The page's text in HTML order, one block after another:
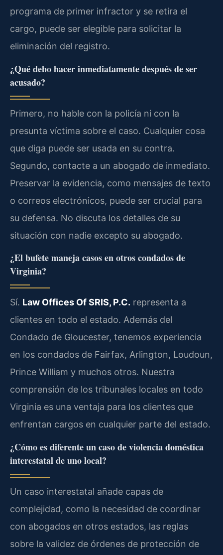
programa de primer infractor y se retira el
cargo, puede ser elegible para solicitar la
eliminación del registro.
¿Qué debo hacer inmediatamente después de ser
acusado?
Primero, no hable con la policía ni con la
presunta víctima sobre el caso. Cualquier cosa
que diga puede ser usada en su contra.
Segundo, contacte a un abogado de inmediato.
Preservar la evidencia, como mensajes de texto
o correos electrónicos, puede ser crucial para
su defensa. No discuta los detalles de su
situación con nadie excepto su abogado.
¿El bufete maneja casos en otros condados de
Virginia?
Sí. Law Offices Of SRIS, P.C. representa a
clientes en todo el estado. Además del
Condado de Gloucester, tenemos experiencia
en los condados de Fairfax, Arlington, Loudoun,
Prince William y muchos otros. Nuestra
comprensión de los tribunales locales en todo
Virginia es una ventaja para los clientes que
enfrentan cargos en cualquier parte del estado.
¿Cómo es diferente un caso de violencia doméstica
interestatal de uno local?
Un caso interestatal añade capas de
complejidad, como la necesidad de coordinar
con abogados en otros estados, las reglas
sobre la validez de órdenes de protección de